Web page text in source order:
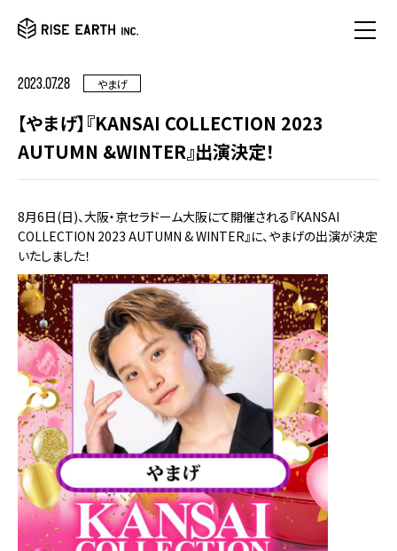
2023.07.28 やまげ
【やまげ】『KANSAI COLLECTION 2023
AUTUMN &WINTER』出演決定！
8月6日(日)、大阪・京セラドーム大阪にて開催される『KANSAI
COLLECTION 2023 AUTUMN & WINTER』に、やまげの出演が決定
いたしました！